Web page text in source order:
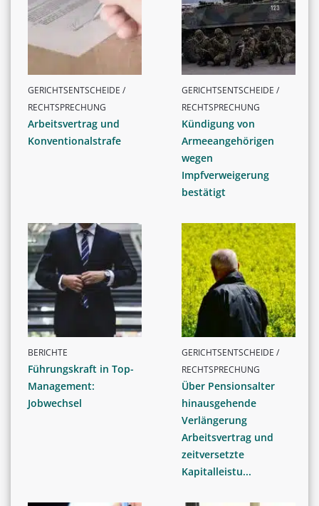
GERICHTSENTSCHEIDE /
RECHTSPRECHUNG
Arbeitsvertrag und
Konventionalstrafe
GERICHTSENTSCHEIDE /
RECHTSPRECHUNG
Kündigung von
Armeeangehörigen
wegen
Impfverweigerung
bestätigt
BERICHTE
Führungskraft in Top-
Management:
Jobwechsel
GERICHTSENTSCHEIDE /
RECHTSPRECHUNG
Über Pensionsalter
hinausgehende
Verlängerung
Arbeitsvertrag und
zeitversetzte
Kapitalleistu...